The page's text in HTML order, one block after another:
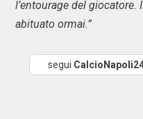
l’entourage del
abituato ormai.”
segui